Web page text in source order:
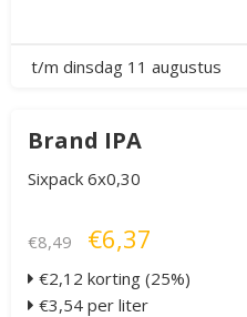
t/m dinsdag 11 augustus
Brand IPA
Sixpack 6x0,30
€8,49 €6,37
€2,12 korting (25%)
€3,54 per liter